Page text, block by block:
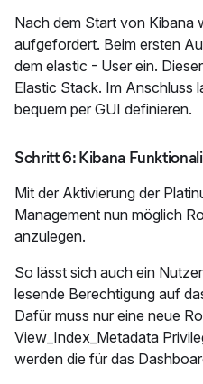
Nach dem Start von Kibana
aufgefordert. Beim ersten
dem elastic - User ein.
Elastic Stack. Im Anschluss
bequem per GUI definieren.
Schritt 6: Kibana
Mit der Aktivierung der
Management nun möglich
anzulegen.
So lässt sich auch ein
lesende Berechtigung auf
Dafür muss nur eine neue
View_Index_Metadata
werden die für das